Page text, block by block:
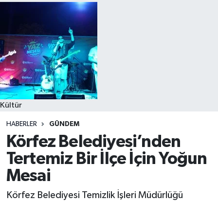
Kültür
HABERLER GÜNDEM
Körfez Belediyesi’nden
Tertemiz Bir İlçe İçin Yoğun
Mesai
Körfez Belediyesi Temizlik İşleri Müdürlüğü